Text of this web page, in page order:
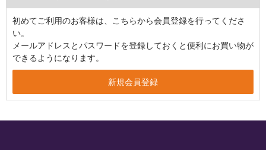
初めてご利用のお客様は、こちらから会員登録を行ってくださ
い。
メールアドレスとパスワードを登録しておくと便利にお買い物が
できるようになります。